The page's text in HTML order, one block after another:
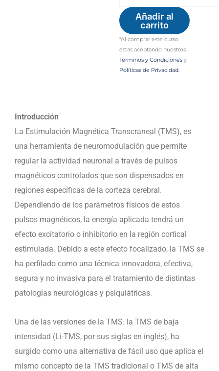
avanzado
de
las
aplicaciones
clínicas
intensidad
adultos
cantidad
Añadir al
carrito
*Al comprar este curso
estas aceptando nuestros
Términos y Condiciones y
Políticas de Privacidad.
Introducción
La Estimulación Magnética Transcraneal (TMS), es
una herramienta de neuromodulación que permite
regular la actividad neuronal a través de pulsos
magnéticos controlados que son dispensados en
regiones específicas de la corteza cerebral.
Dependiendo de los parámetros físicos de estos
pulsos magnéticos, la energía aplicada tendrá un
efecto excitatorio o inhibitorio en la región cortical
estimulada. Debido a este efecto focalizado, la TMS se
ha perfilado como una técnica innovadora, efectiva,
segura y no invasiva para el tratamiento de distintas
patologías neurológicas y psiquiátricas.
Una de las versiones de la TMS. la TMS de baja
intensidad (Li-TMS, por sus siglas en inglés), ha
surgido como una alternativa de fácil uso que aplica el
mismo concepto de la TMS tradicional o TMS de alta